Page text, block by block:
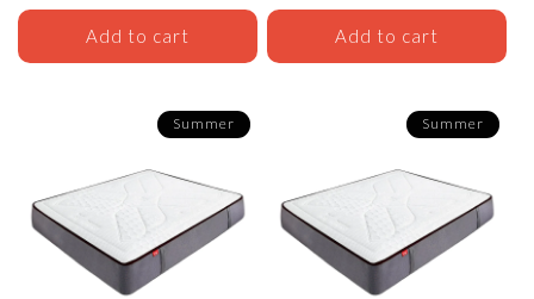
Add to cart Add to cart
Summer Summer